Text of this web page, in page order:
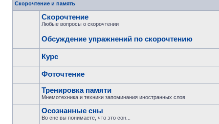
Скорочтение и память
Скорочтение
Любые вопросы о скорочтении
Обсуждение упражнений по скорочтению
Курс
Фоточтение
Тренировка памяти
Мнемотехника и техники запоминания иностранных слов
Осознанные сны
Во сне вы понимаете, что это сон...